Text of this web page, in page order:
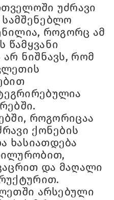
უძრავი
სამშენებლო
როგორც ამ
წამყვანი
ნიშნავს, რომ
როგორიცაა
ქონების
ხასიათდება
და მაღალი
არსებული